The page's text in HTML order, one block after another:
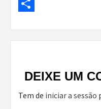
LinkedIn
Reading
DEIXE UM
Tem de iniciar a sessão